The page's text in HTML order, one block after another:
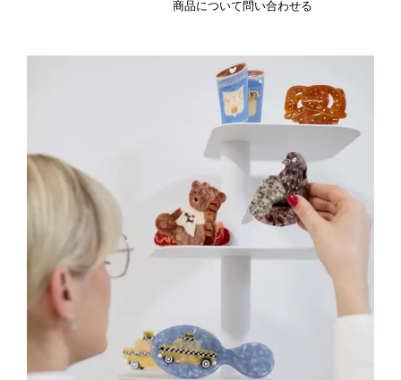
商品について問い合わせる